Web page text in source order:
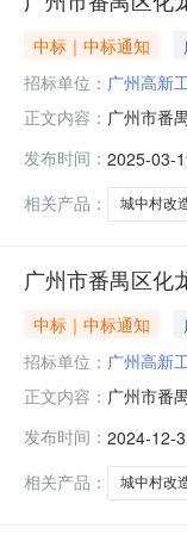
中标｜中标通知
招标单位： 广州高新
正文内容： 广州市番
招标代理
询的招标
发布时间： 2025-03-
相关产品：
城中村改
广州市番禺区化
中标｜中标通知
招标单位： 广州高新
正文内容： 广州市番
一期(除基
中村改造
发布时间： 2024-12-
相关产品：
城中村改